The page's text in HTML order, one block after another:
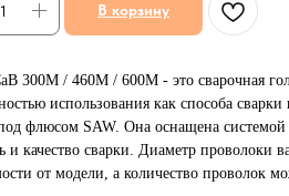
В корзину
300M / 460M / 600M - это сварочная
использования как способа
флюсом SAW. Она оснащена
и качество сварки. Диаметр проволоки
от модели, а количество проволок